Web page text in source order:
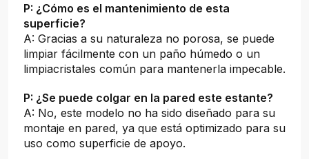
P: ¿Cómo es el mantenimiento de esta
superficie?
A: Gracias a su naturaleza no porosa, se puede
limpiar fácilmente con un paño húmedo o un
limpiacristales común para mantenerla impecable.
P: ¿Se puede colgar en la pared este estante?
A: No, este modelo no ha sido diseñado para su
montaje en pared, ya que está optimizado para su
uso como superficie de apoyo.